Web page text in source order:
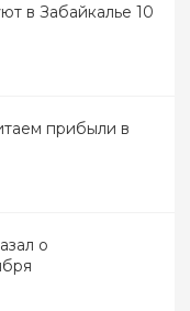
в Забайкалье 10
прибыли в
о